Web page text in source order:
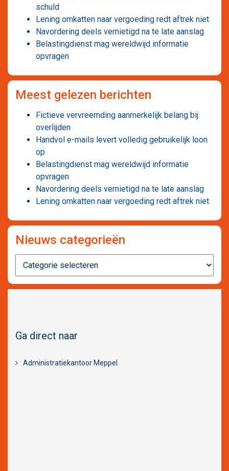
schuld
Lening omkatten naar vergoeding redt aftrek niet
Navordering deels vernietigd na te late aanslag
Belastingdienst mag wereldwijd informatie
opvragen
Meest gelezen berichten
Fictieve vervreemding aanmerkelijk belang bij
overlijden
Handvol e-mails levert volledig gebruikelijk loon
op
Belastingdienst mag wereldwijd informatie
opvragen
Navordering deels vernietigd na te late aanslag
Lening omkatten naar vergoeding redt aftrek niet
Nieuws categorieën
categorieën
Ga direct naar
Administratiekantoor Meppel